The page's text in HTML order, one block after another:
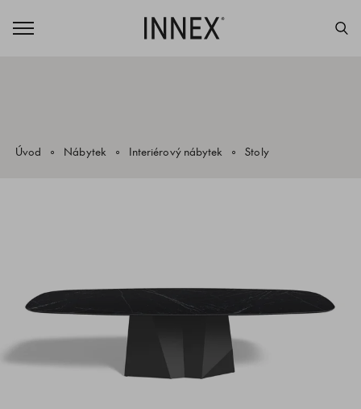
Úvod Nábytek Interiérový nábytek Stoly